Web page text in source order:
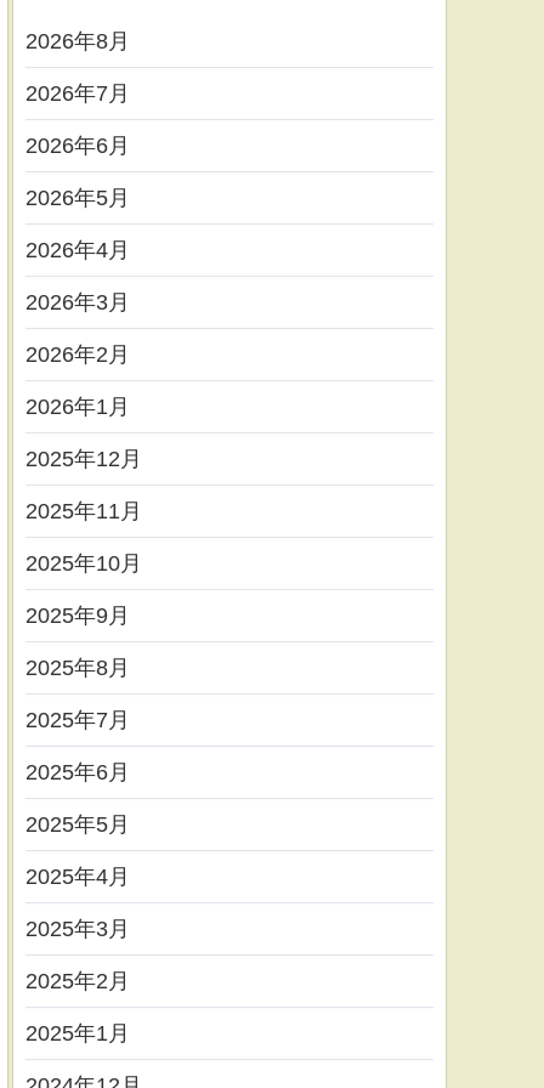
2026年8月
2026年7月
2026年6月
2026年5月
2026年4月
2026年3月
2026年2月
2026年1月
2025年12月
2025年11月
2025年10月
2025年9月
2025年8月
2025年7月
2025年6月
2025年5月
2025年4月
2025年3月
2025年2月
2025年1月